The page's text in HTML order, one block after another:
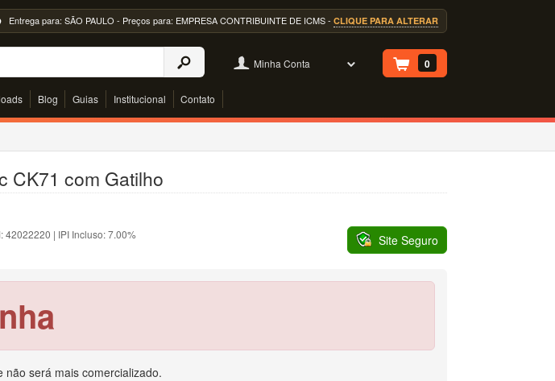
Entrega para: SÃO PAULO - Preços para: EMPRESA CONTRIBUINTE DE ICMS - CLIQUE PARA ALTERAR
Minha Conta 0
Blog Guias Institucional Contato
CK71 com Gatilho
Site Seguro
42022220 | IPI Incluso: 7.00%
não será mais comercializado.